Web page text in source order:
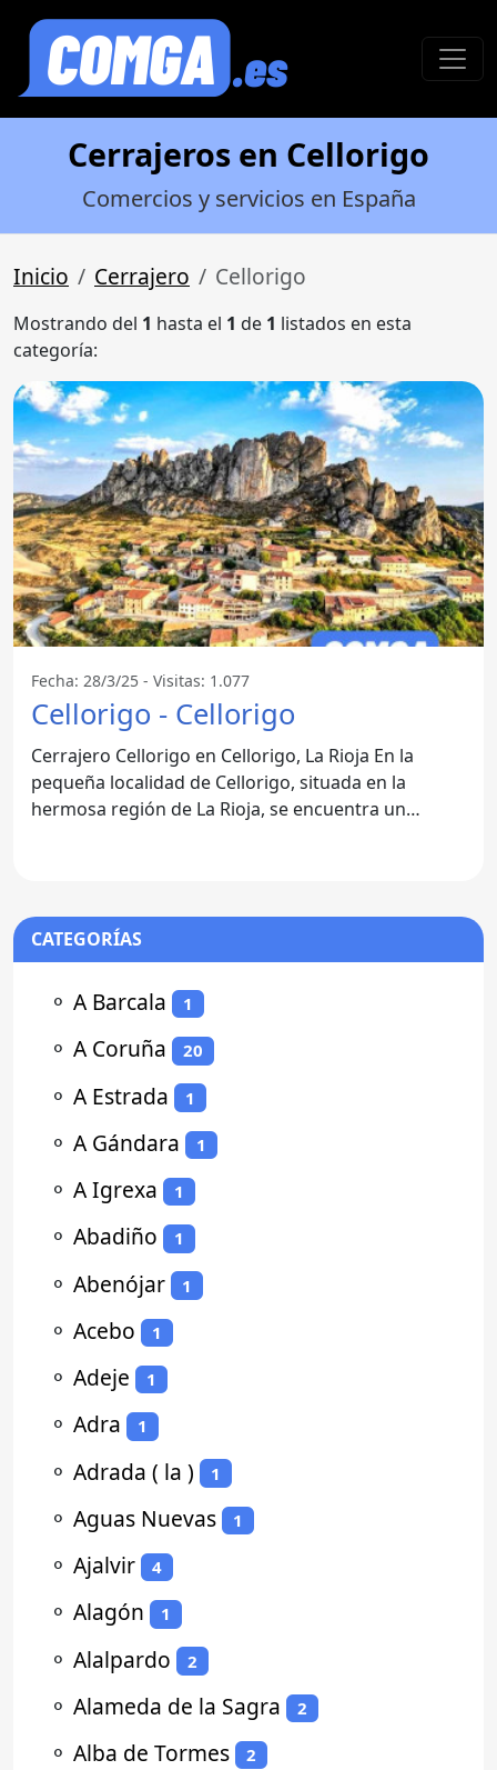
Cerrajeros en Cellorigo
Comercios y servicios en España
Inicio Cerrajero Cellorigo
Mostrando del 1 hasta el 1 de 1 listados en esta
categoría:
Fecha: 28/3/25 - Visitas: 1.077
Cellorigo - Cellorigo
Cerrajero Cellorigo en Cellorigo, La Rioja En la
pequeña localidad de Cellorigo, situada en la
hermosa región de La Rioja, se encuentra un
CATEGORÍAS
⚬ A Barcala 1
⚬ A Coruña 20
⚬ A Estrada 1
⚬ A Gándara 1
⚬ A Igrexa 1
⚬ Abadiño 1
⚬ Abenójar 1
⚬ Acebo 1
⚬ Adeje 1
⚬ Adra 1
⚬ Adrada ( la ) 1
⚬ Aguas Nuevas 1
⚬ Ajalvir 4
⚬ Alagón 1
⚬ Alalpardo 2
⚬ Alameda de la Sagra 2
⚬ Alba de Tormes 2